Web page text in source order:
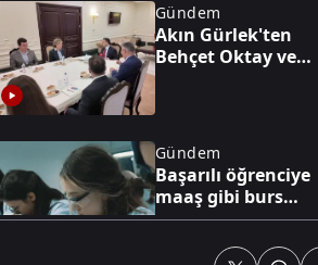
Gündem
Akın Gürlek'ten
Behçet Oktay ve
Gündem
Başarılı öğrenciye
maaş gibi burs
desteği